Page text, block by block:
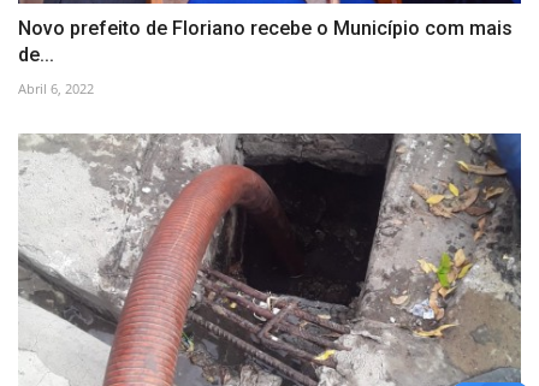
Novo prefeito de Floriano recebe o Município com mais
de...
Abril 6, 2022